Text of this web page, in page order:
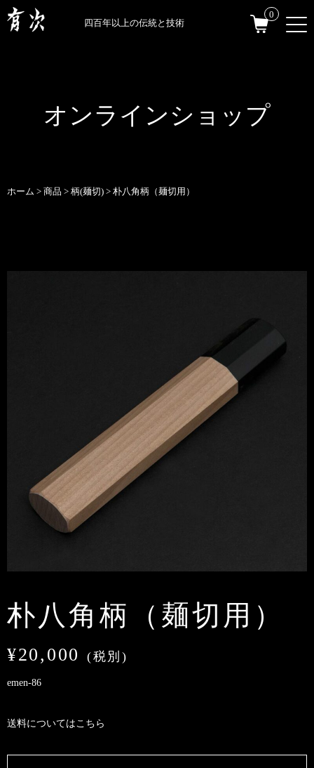
四百年以上の伝統と技術
0
オンラインショップ
ホーム > 商品 > 柄(麺切) > 朴八角柄（麺切用）
朴八角柄（麺切用）
¥20,000 (税別)
emen-86
送料についてはこちら